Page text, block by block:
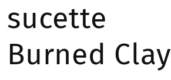
sucette
Burned Clay